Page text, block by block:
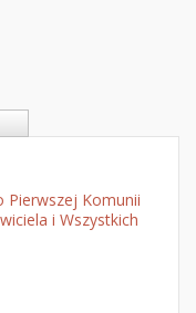
Pierwszej Komunii
i Wszystkich